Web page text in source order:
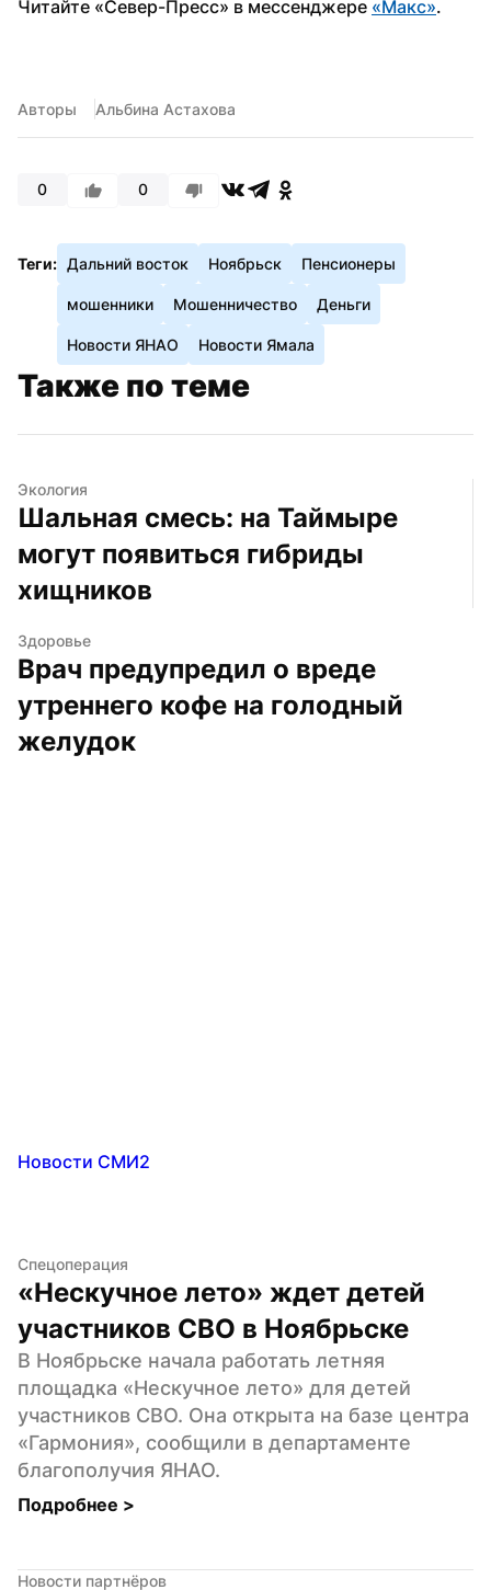
Читайте «Север-Пресс» в мессенджере «Макс».
Авторы Альбина Астахова
0 0
Теги: Дальний восток Ноябрьск Пенсионеры
мошенники Мошенничество Деньги
Новости ЯНАО Новости Ямала
Также по теме
Экология
Шальная смесь: на Таймыре
могут появиться гибриды
хищников
Здоровье
Врач предупредил о вреде
утреннего кофе на голодный
желудок
Новости СМИ2
Спецоперация
«Нескучное лето» ждет детей
участников СВО в Ноябрьске
В Ноябрьске начала работать летняя
площадка «Нескучное лето» для детей
участников СВО. Она открыта на базе центра
«Гармония», сообщили в департаменте
благополучия ЯНАО.
Подробнее >
Новости партнёров